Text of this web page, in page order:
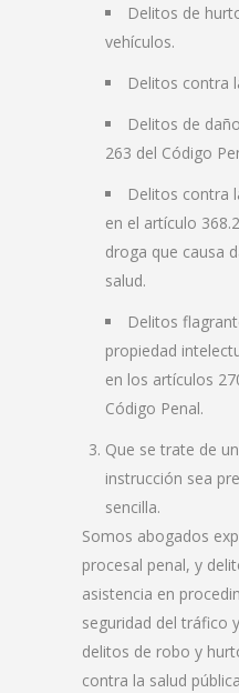
Delitos de
vehículos.
Delitos contra
Delitos de
263 del Código
Delitos contra
en el artículo
droga que causa
salud.
Delitos
propiedad
en los artículos
Código Penal.
Que se trate de
instrucción sea
sencilla.
Somos abogados
procesal penal, y
asistencia en
seguridad del tráfico
delitos de robo y
contra la salud